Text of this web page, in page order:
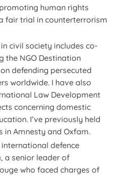
human rights
fair trial in counterterrorism
civil society includes co-
the NGO Destination
defending persecuted
worldwide. I have also
Law Development
concerning domestic
I’ve previously held
in Amnesty and Oxfam.
defence
a senior leader of
who faced charges of